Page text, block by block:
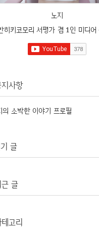
노지
히키코모리 서평가 겸 1인 미디어
사항
의 소박한 이야기 프로필
글
글
고리